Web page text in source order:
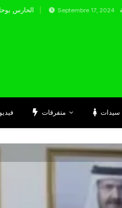
Septembre 17, 2024
متفرقات سيدات